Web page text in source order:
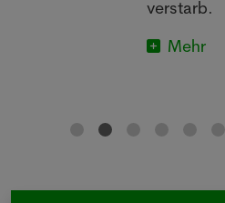
verstarb.
Mehr